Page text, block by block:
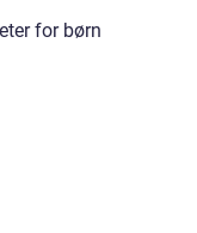
for børn